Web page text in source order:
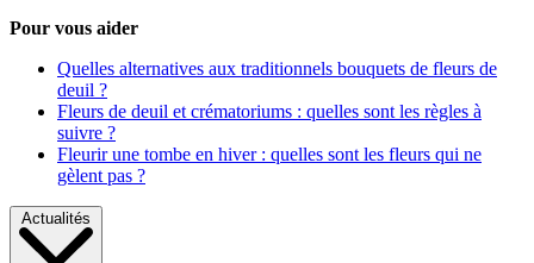
Pour vous aider
Quelles alternatives aux traditionnels bouquets de fleurs de
deuil ?
Fleurs de deuil et crématoriums : quelles sont les règles à
suivre ?
Fleurir une tombe en hiver : quelles sont les fleurs qui ne
gèlent pas ?
Actualités